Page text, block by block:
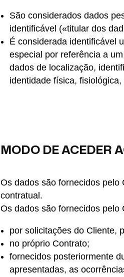
São considerados dados
identificável («titular dos
É considerada identificável
especial por referência a
dados de localização,
identidade física,
MODO DE ACEDER
Os dados são fornecidos pelo
contratual.
Os dados são fornecidos pelo
por solicitações do Cliente,
no próprio Contrato;
fornecidos posteriormente
apresentadas, as